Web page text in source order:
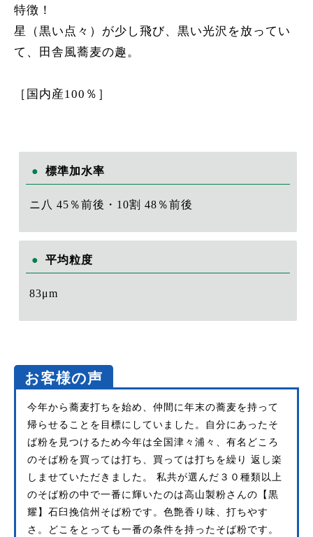
特徴！
星（黒い点々）が少し飛び、黒い光沢を放ってい
て、田舎風蕎麦の趣。
［国内産100％］
標準加水率
ニ八 45％前後・10割 48％前後
平均粒度
83μm
お客様の声
今年から蕎麦打ちを始め、仲間に年末の蕎麦を持って
帰らせることを目標にしていました。自分にあったそ
ば粉を見つけるため今年は全国津々浦々、有名どころ
のそば粉を買っては打ち、買っては打ちを繰り 返し楽
しませていただきました。 私共が選んだ３０種類以上
のそば粉の中で一番に輝いたのは高山製粉さんの【黒
耀】石臼挽信州そば粉です。色艶香り味、打ちやす
さ。どこをとっても一番の条件を持ったそば粉です。